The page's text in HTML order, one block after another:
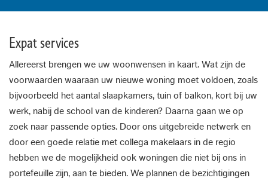
Expat services
Allereerst brengen we uw woonwensen in kaart. Wat zijn de
voorwaarden waaraan uw nieuwe woning moet voldoen, zoals
bijvoorbeeld het aantal slaapkamers, tuin of balkon, kort bij uw
werk, nabij de school van de kinderen? Daarna gaan we op
zoek naar passende opties. Door ons uitgebreide netwerk en
door een goede relatie met collega makelaars in de regio
hebben we de mogelijkheid ook woningen die niet bij ons in
portefeuille zijn, aan te bieden. We plannen de bezichtigingen